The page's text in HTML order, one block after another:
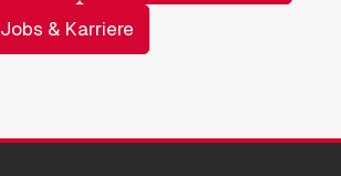
Jobs & Karriere